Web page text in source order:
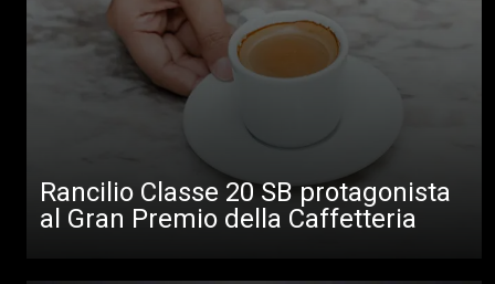
Rancilio Classe 20 SB protagonista
al Gran Premio della Caffetteria